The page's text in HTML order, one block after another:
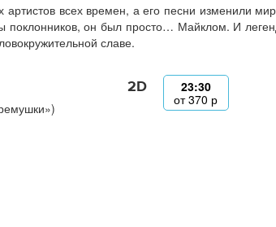
всех времен, а его песни изменили мир
поклонников, он был просто… Майклом. И
славе.
2D
23:30
от370 р